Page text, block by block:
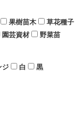
果樹苗木
草花種子
園芸資材 野菜苗
ジ 白
黒